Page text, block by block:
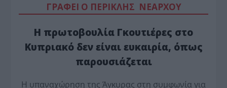
ΓΡΑΦΕΙ Ο ΠΕΡΙΚΛΗΣ ΝΕΑΡΧΟΥ
Η πρωτοβουλία Γκουτιέρες στο
Κυπριακό δεν είναι ευκαιρία, όπως
παρουσιάζεται
Η υπαναχώρηση της Άγκυρας στη συμφωνία για